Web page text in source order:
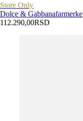
Store Only
Dolce & Gabbanafarmerke
112.290,00RSD